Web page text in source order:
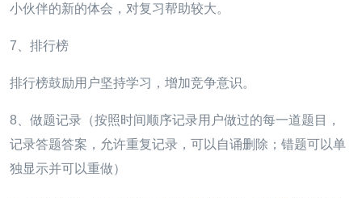
小伙伴的新的体会，对复习帮助较大。
7、排行榜
排行榜鼓励用户坚持学习，增加竞争意识。
8、做题记录（按照时间顺序记录用户做过的每一道题目，
记录答题答案，允许重复记录，可以自诵删除；错题可以单
独显示并可以重做）